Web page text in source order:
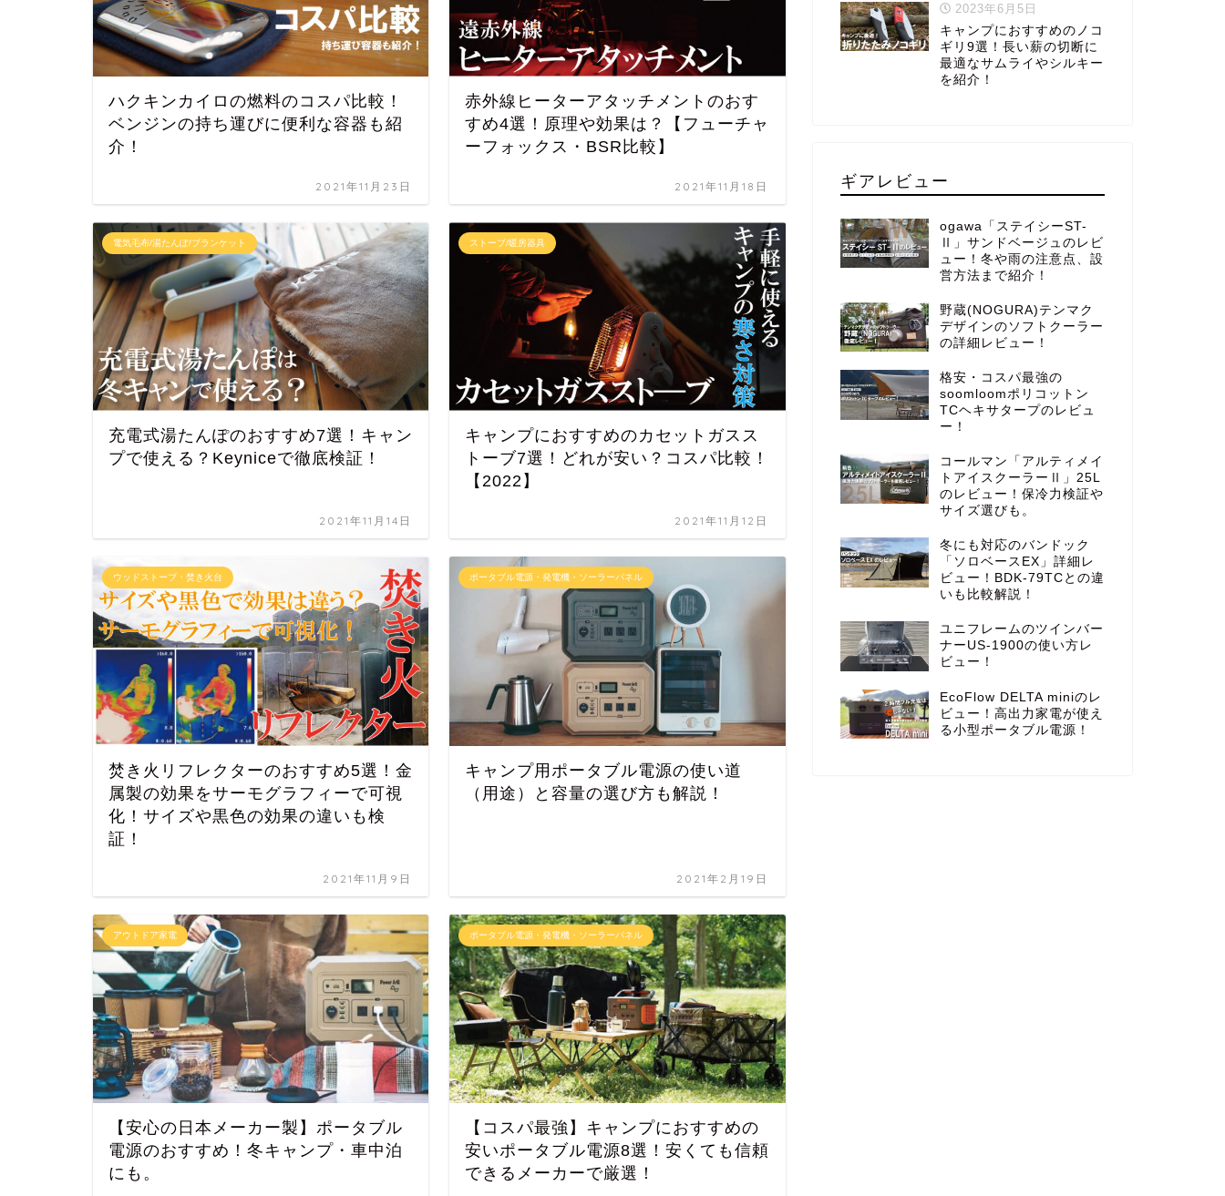
ハクキンカイロの燃料のコスパ比較！
ベンジンの持ち運びに便利な容器も紹
介！
2021年11月23日
赤外線ヒーターアタッチメントのおす
すめ4選！原理や効果は？【フューチャ
ーフォックス・BSR比較】
2021年11月18日
電気毛布/湯たんぽ/ブランケット
充電式湯たんぽのおすすめ7選！キャン
プで使える？Keyniceで徹底検証！
2021年11月14日
ストーブ/暖房器具
キャンプにおすすめのカセットガスス
トーブ7選！どれが安い？コスパ比較！
【2022】
2021年11月12日
ウッドストーブ・焚き火台
焚き火リフレクターのおすすめ5選！金
属製の効果をサーモグラフィーで可視
化！サイズや黒色の効果の違いも検
証！
2021年11月9日
ポータブル電源・発電機・ソーラーパネル
キャンプ用ポータブル電源の使い道
（用途）と容量の選び方も解説！
2021年2月19日
アウトドア家電
【安心の日本メーカー製】ポータブル
電源のおすすめ！冬キャンプ・車中泊
にも。
ポータブル電源・発電機・ソーラーパネル
【コスパ最強】キャンプにおすすめの
安いポータブル電源8選！安くても信頼
できるメーカーで厳選！
2023年6月5日
キャンプにおすすめのノコ
ギリ9選！長い薪の切断に
最適なサムライやシルキー
を紹介！
ギアレビュー
ogawa「ステイシーST-
Ⅱ」サンドベージュのレビ
ュー！冬や雨の注意点、設
営方法まで紹介！
野蔵(NOGURA)テンマク
デザインのソフトクーラー
の詳細レビュー！
格安・コスパ最強の
soomloomポリコットン
TCヘキサタープのレビュ
ー！
コールマン「アルティメイ
トアイスクーラーⅡ」25L
のレビュー！保冷力検証や
サイズ選びも。
冬にも対応のバンドック
「ソロベースEX」詳細レ
ビュー！BDK-79TCとの違
いも比較解説！
ユニフレームのツインバー
ナーUS-1900の使い方レ
ビュー！
EcoFlow DELTA miniのレ
ビュー！高出力家電が使え
る小型ポータブル電源！